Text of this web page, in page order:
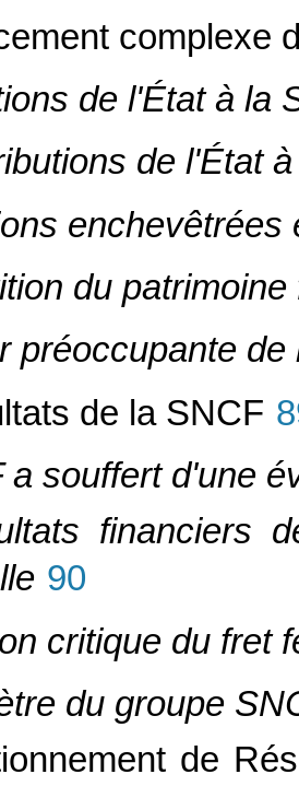
complexe
de l'État à la
de l'État
enchevêtrées
du
préoccupante
de la SNCF
a souffert d'une
financiers
90
critique du fret
du groupe
de